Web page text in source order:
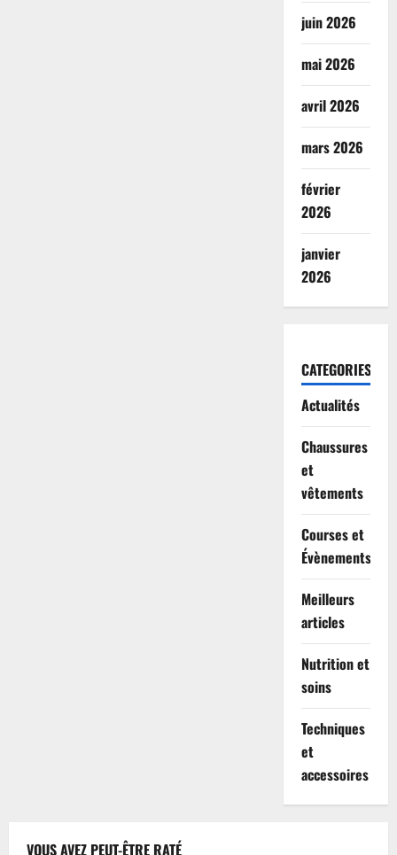
juin 2026
mai 2026
avril 2026
mars 2026
février
2026
janvier
2026
CATEGORIES
Actualités
Chaussures
et
vêtements
Courses et
Évènements
Meilleurs
articles
Nutrition et
soins
Techniques
et
accessoires
VOUS AVEZ PEUT-ÊTRE RATÉ